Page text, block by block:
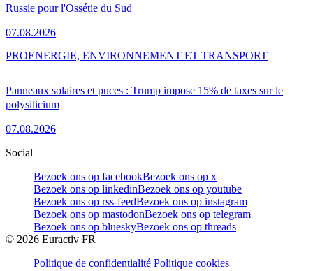
Russie pour l'Ossétie du Sud
07.08.2026
Panneaux solaires et puces : Trump impose 15% de taxes sur le
polysilicium
07.08.2026
PROENERGIE, ENVIRONNEMENT ET TRANSPORT
Social
Bezoek ons op facebookBezoek ons op x
Bezoek ons op linkedinBezoek ons op youtube
Bezoek ons op rss-feedBezoek ons op instagram
Bezoek ons op mastodonBezoek ons op telegram
Bezoek ons op blueskyBezoek ons op threads
© 2026 Euractiv FR
Politique de confidentialité Politique cookies